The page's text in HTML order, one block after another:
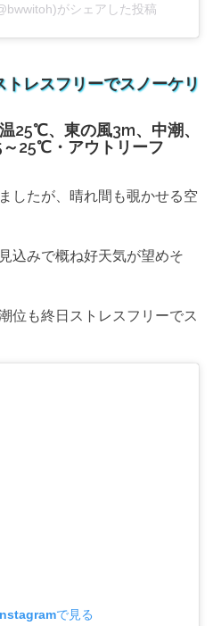
がシェアした投稿
トレスフリーでスノーケリ
25℃、東の風3m、中潮、
25℃・アウトリーフ
したが、晴れ間も覗かせる空
込みで概ね好天気が望めそ
位も終日ストレスフリーでス
で見る